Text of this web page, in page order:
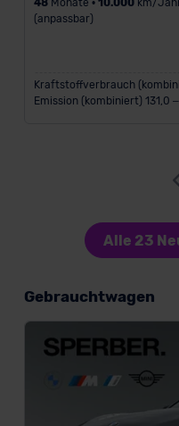
48Monate • 10.000km/
(anpassbar)
Kraftstoffverbrauch
Emission (kombiniert) 131,0
Alle 23
Gebrauchtwagen